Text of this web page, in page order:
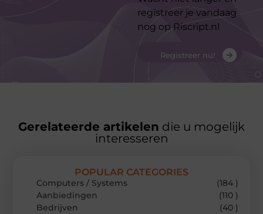
registreer je vandaag
nog op Riscript.nl
Registreer nu!
Gerelateerde artikelen die u mogelijk
interesseren
POPULAR CATEGORIES
Computers / Systems
(184 )
Aanbiedingen
(110 )
Bedrijven
(40 )